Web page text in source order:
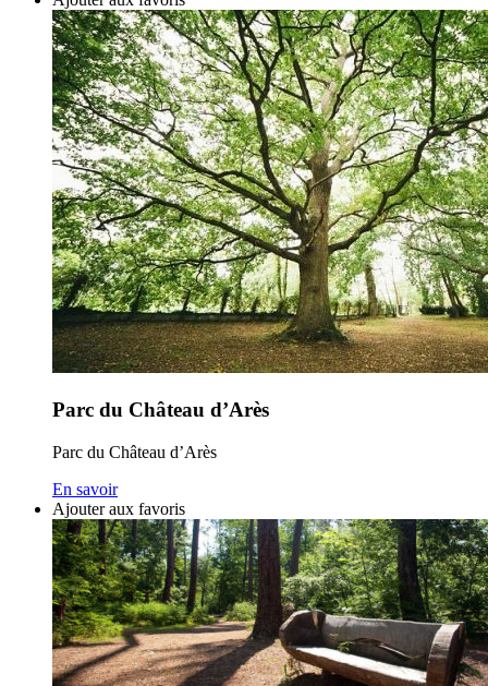
Parc du Château d’Arès
Parc du Château d’Arès
En savoir
Ajouter aux favoris